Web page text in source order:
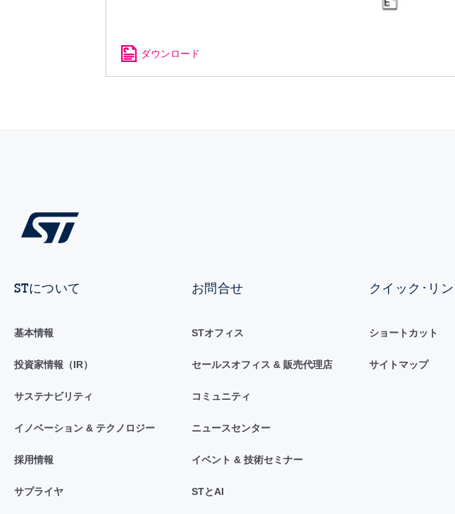
ダウンロード
STについて
基本情報
投資家情報（IR）
サステナビリティ
イノベーション & テクノロジー
採用情報
サプライヤ
お問合せ
STオフィス
セールスオフィス & 販売代理店
コミュニティ
ニュースセンター
イベント & 技術セミナー
STとAI
クイック･リン
ショートカット
サイトマップ